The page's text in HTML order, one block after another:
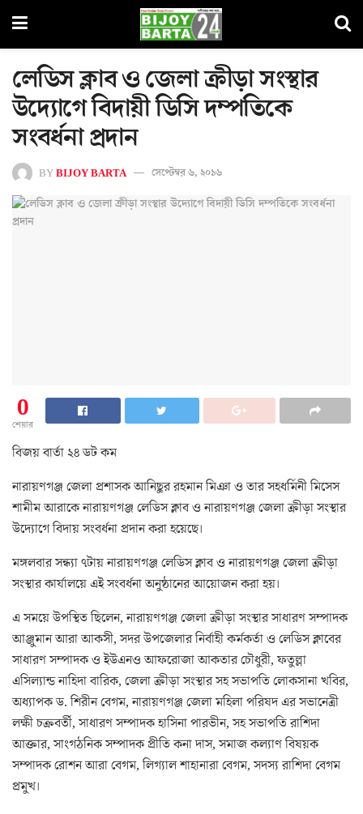
লেডিস ক্লাব ও জেলা ক্রীড়া সংস্থার
উদ্যোগে বিদায়ী ডিসি দম্পতিকে
সংবর্ধনা প্রদান
BYBIJOY BARTA সেপ্টেম্বর ৬, ২০১৬
0
শেয়ার
বিজয় বার্তা ২৪ ডট কম
নারায়ণগঞ্জ জেলা প্রশাসক আনিছুর রহমান মিঞা ও তার সহধর্মিনী মিসেস
শামীম আরাকে নারায়ণগঞ্জ লেডিস ক্লাব ও নারায়ণগঞ্জ জেলা ক্রীড়া সংস্থার
উদ্যোগে বিদায় সংবর্ধনা প্রদান করা হয়েছে।
মঙ্গলবার সন্ধ্যা ৭টায় নারায়ণগঞ্জ লেডিস ক্লাব ও নারায়ণগঞ্জ জেলা ক্রীড়া
সংস্থার কার্যালয়ে এই সংবর্ধনা অনুষ্ঠানের আয়োজন করা হয়।
এ সময়ে উপস্থিত ছিলেন, নারায়ণগঞ্জ জেলা ক্রীড়া সংস্থার সাধারণ সম্পাদক
আঞ্জুমান আরা আকসী, সদর উপজেলার নির্বাহী কর্মকর্তা ও লেডিস ক্লাবের
সাধারণ সম্পাদক ও ইউএনও আফরোজা আকতার চৌধুরী, ফতুল্লা
এসিল্যান্ড নাহিদা বারিক, জেলা ক্রীড়া সংস্থার সহ সভাপতি লোকসানা খবির,
অধ্যাপক ড. শিরীন বেগম, নারায়ণগঞ্জ জেলা মহিলা পরিষদ এর সভানেত্রী
লক্ষী চক্রবর্তী, সাধারণ সম্পাদক হাসিনা পারভীন, সহ সভাপতি রাশিদা
আক্তার, সাংগঠনিক সম্পাদক প্রীতি কনা দাস, সমাজ কল্যাণ বিষয়ক
সম্পাদক রোশন আরা বেগম, লিগ্যাল শাহানারা বেগম, সদস্য রাশিদা বেগম
প্রমুখ।